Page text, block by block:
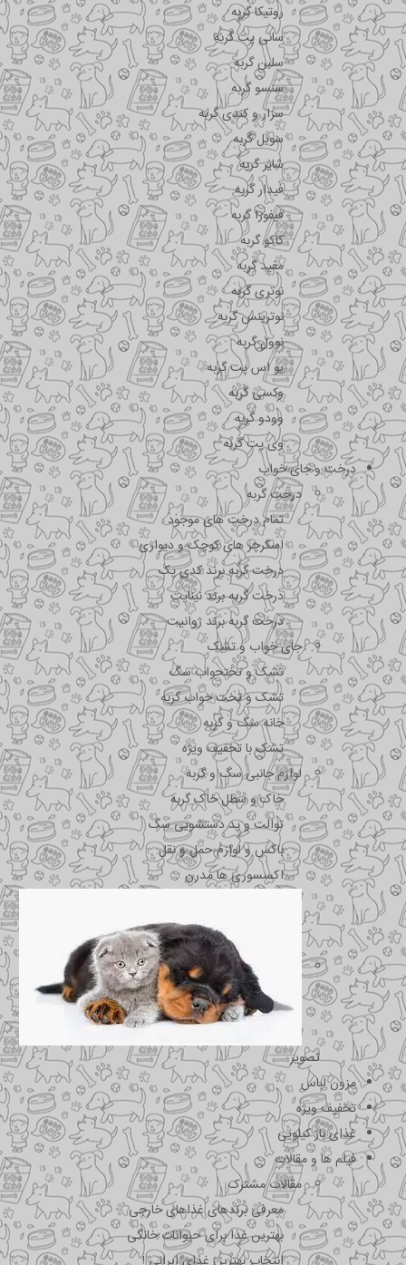
روتیکا گربه
سانی پت گربه
سلبن گربه
سنسو گربه
سزار و کندی گربه
سویل گربه
شایر گربه
فیدار گربه
فیفورا گربه
کاکو گربه
مفید گربه
نوتری گربه
نوترینس گربه
نوول گربه
یو اس پت گربه
وکسی گربه
وودو گربه
وی پت گربه
درخت و جای خواب
درخت گربه
تمام درخت های موجود
اسکرچر های کوچک و دیواری
درخت گربه برند کدی پک
درخت گربه برند نیناپت
درخت گربه برند ژوانیت
جای خواب و تشک
تشک و تختحواب سگ
تشک و تخت خواب گربه
خانه سگ و گربه
تشک با تخفیف ویژه
لوازم جانبی سگ و گربه
خاک و سطل خاک گربه
توالت و پد دستشویی سگ
باکس و لوازم حمل و نقل
اکسسوری ها مدرن
تصویر
مزون لباس
تخفیف ویژه
غذای باز کیلویی
فیلم ها و مقالات
مقالات مشترک
معرفی برندهای غذاهای خارجی
بهترین غذا برای حیوانات خانگی